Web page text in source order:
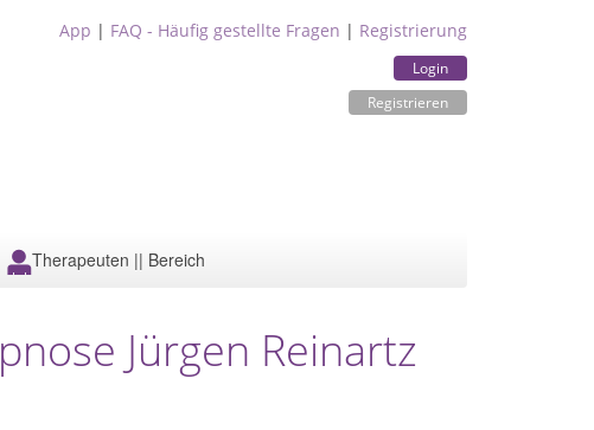
App | FAQ - Häufig gestellte Fragen | Registrierung
Login
Registrieren
Therapeuten || Bereich
Jürgen Reinartz